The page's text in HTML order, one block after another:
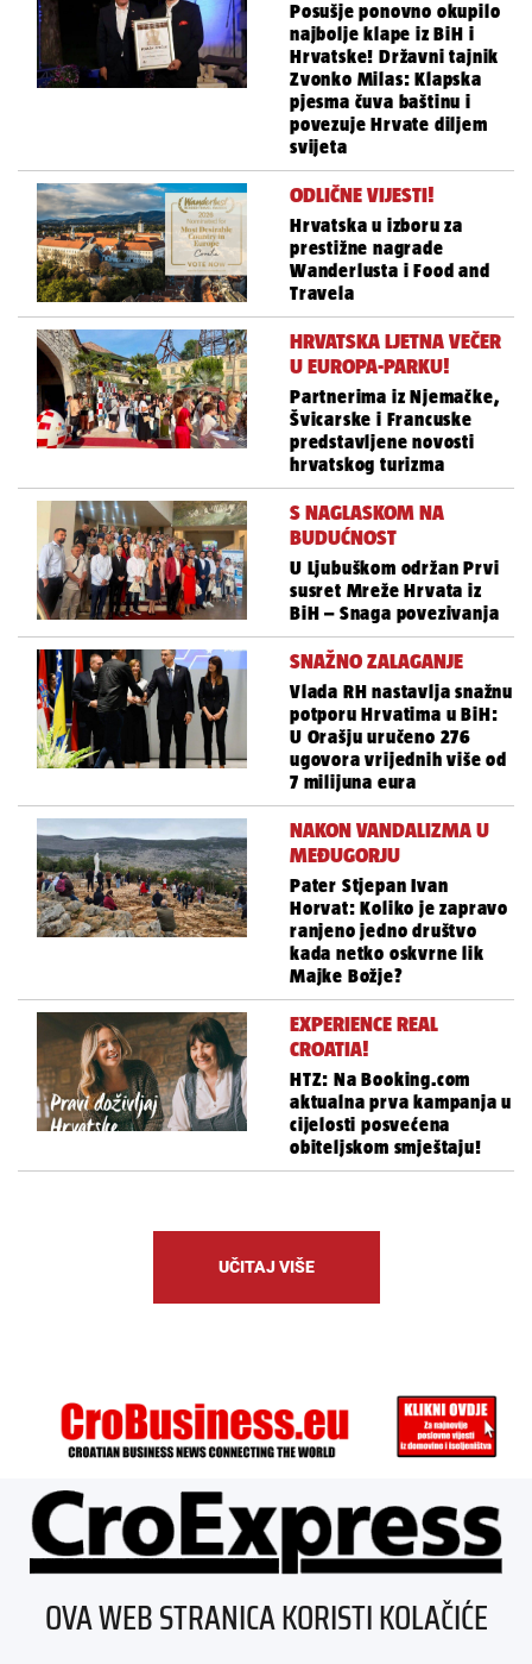
Posušje ponovno okupilo
najbolje klape iz BiH i
Hrvatske! Državni tajnik
Zvonko Milas: Klapska
pjesma čuva baštinu i
povezuje Hrvate diljem
svijeta
ODLIČNE VIJESTI!
Hrvatska u izboru za
prestižne nagrade
Wanderlusta i Food and
Travela
HRVATSKA LJETNA VEČER
U EUROPA-PARKU!
Partnerima iz Njemačke,
Švicarske i Francuske
predstavljene novosti
hrvatskog turizma
S NAGLASKOM NA
BUDUĆNOST
U Ljubuškom održan Prvi
susret Mreže Hrvata iz
BiH – Snaga povezivanja
SNAŽNO ZALAGANJE
Vlada RH nastavlja snažnu
potporu Hrvatima u BiH:
U Orašju uručeno 276
ugovora vrijednih više od
7 milijuna eura
NAKON VANDALIZMA U
MEĐUGORJU
Pater Stjepan Ivan
Horvat: Koliko je zapravo
ranjeno jedno društvo
kada netko oskvrne lik
Majke Božje?
EXPERIENCE REAL
CROATIA!
HTZ: Na Booking.com
aktualna prva kampanja u
cijelosti posvećena
obiteljskom smještaju!
UČITAJ VIŠE
ÜBER UNS
IMPRESSUM
OVA WEB STRANICA KORISTI KOLAČIĆE